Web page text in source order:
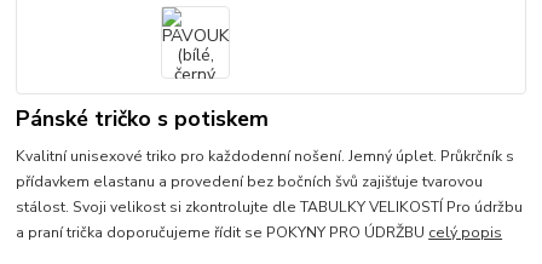
Pánské tričko s potiskem
Kvalitní unisexové triko pro každodenní nošení. Jemný úplet. Průkrčník s
přídavkem elastanu a provedení bez bočních švů zajišťuje tvarovou
stálost. Svoji velikost si zkontrolujte dle TABULKY VELIKOSTÍ Pro údržbu
a praní trička doporučujeme řídit se POKYNY PRO ÚDRŽBU celý popis